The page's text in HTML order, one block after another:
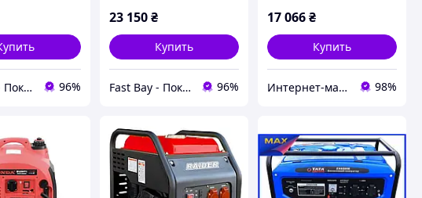
Fast Bay - Покупай выгодно тут! 96%
Генератор
электричества бензи
23 150 ₴
Купить
Fast Bay - Покупай выгодно тут! 96%
17 066₴
Купить
Интернет-магазин ELEKTROMAG 98%